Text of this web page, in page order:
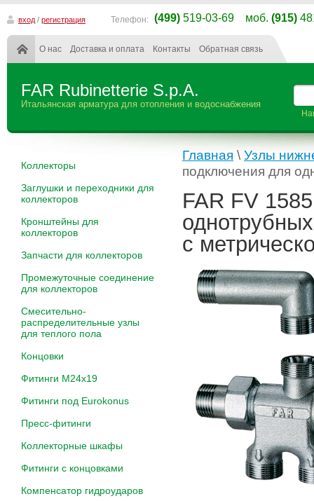
вход / регистрация Телефон: (499) 519-03-69 моб. (915)
О нас Доставка и оплата Контакты Обратная связь
FAR Rubinetterie S.p.A.
Итальянская арматура для отопления и водоснабжения
Коллекторы
Заглушки и переходники для
коллекторов
Кронштейны для
коллекторов
Запчасти для коллекторов
Промежуточные соединение
для коллекторов
Смесительно-
распределительные узлы
для теплого пола
Концовки
Фитинги M24х19
Фитинги под Eurokonus
Пресс-фитинги
Коллекторные шкафы
Фитинги с концовками
Компенсатор гидроударов
Главная \ Узлы
подключения для
FAR FV
с